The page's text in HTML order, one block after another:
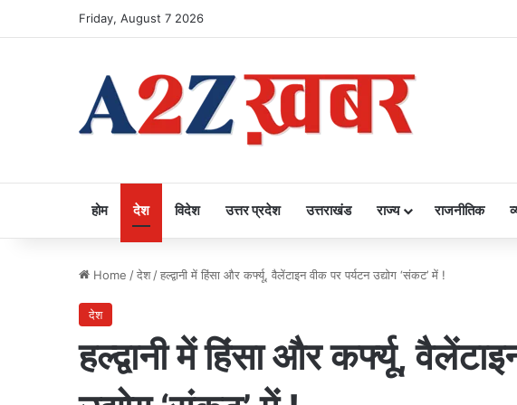
Friday, August 7 2026
होम देश विदेश उत्तर प्रदेश उत्तराखंड राज्य राजनीतिक
Home /देश /हल्द्वानी में हिंसा और कर्फ्यू, वैलेंटाइन वीक पर पर्यटन उद्योग ‘संकट’ में !
देश
हल्द्वानी में हिंसा और कर्फ्यू,